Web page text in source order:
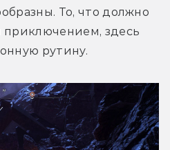
То, что должно
здесь
рутину.